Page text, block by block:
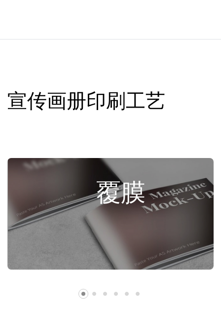
宣传画册印刷工艺
覆膜